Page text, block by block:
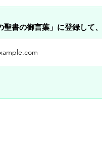
聖書の御言葉」に登録して